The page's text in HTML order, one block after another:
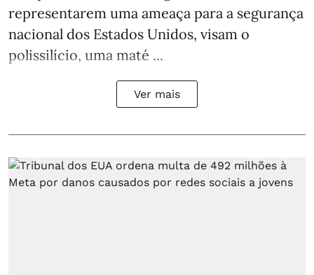
representarem uma ameaça para a segurança
nacional dos Estados Unidos, visam o
polissilício, uma maté ...
Ver mais